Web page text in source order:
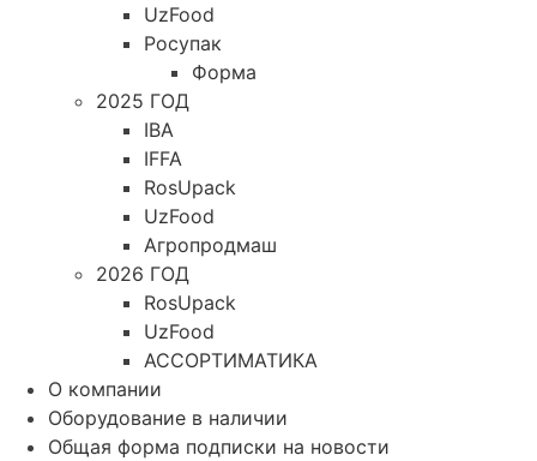
UzFood
Росупак
Форма
2025 ГОД
IBA
IFFA
RosUpack
UzFood
Агропродмаш
2026 ГОД
RosUpack
UzFood
АССОРТИМАТИКА
О компании
Оборудование в наличии
Общая форма подписки на новости